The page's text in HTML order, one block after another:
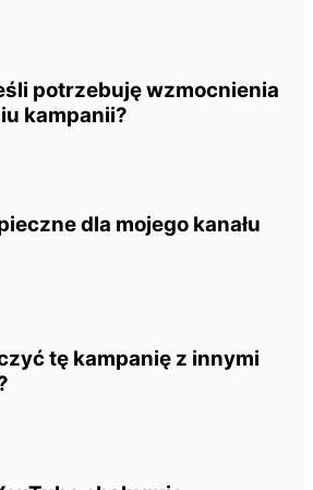
potrzebuję wzmocnienia
kampanii?
dla mojego kanału
tę kampanię z innymi